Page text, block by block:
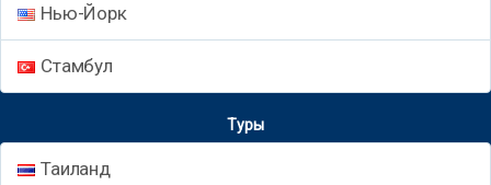
Нью-Йорк
Стамбул
Туры
Таиланд